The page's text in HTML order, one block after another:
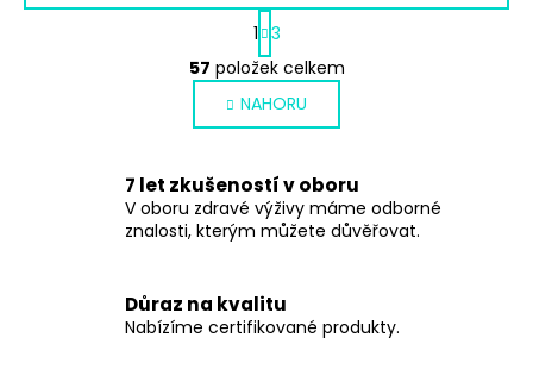
O
v
l
á
a
c
í
r
v
k
S
t
r
á
n
k
v
á
n
í
1 3
57 položek celkem
NAHORU
7 let zkušeností v oboru
V oboru zdravé výživy máme odborné
znalosti, kterým můžete důvěřovat.
Důraz na kvalitu
Nabízíme certifikované produkty.